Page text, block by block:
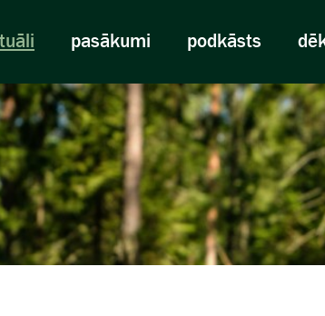
pasākumi podkāsts